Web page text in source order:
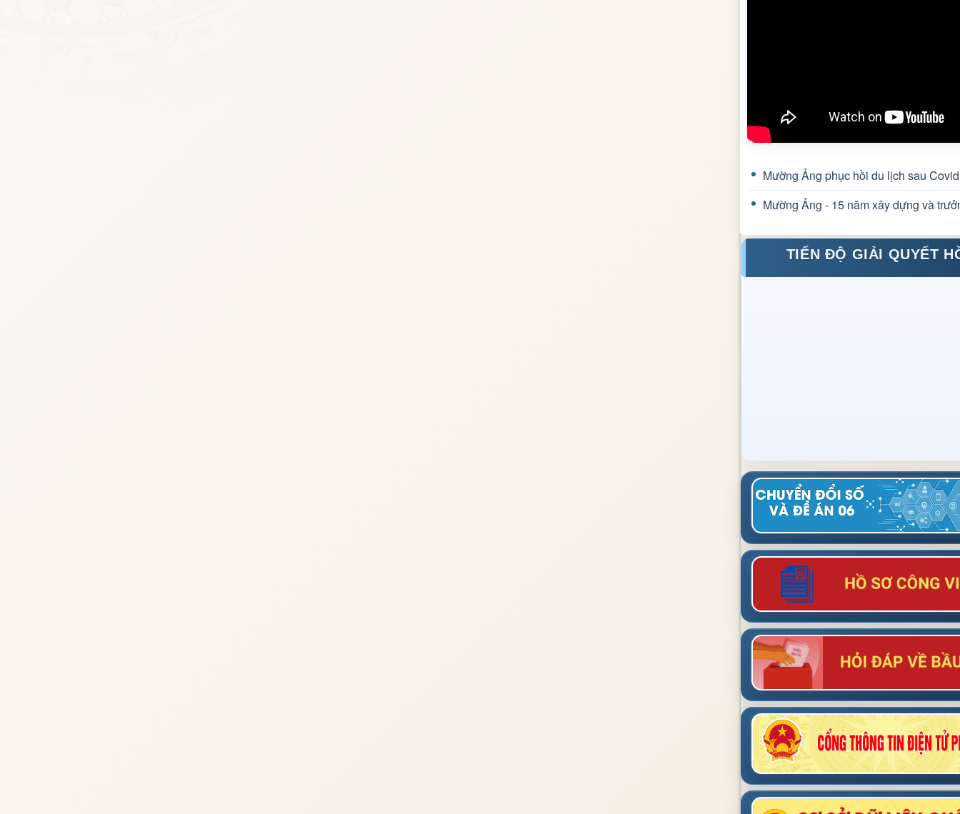
Mường Ảng phục hồi du lịch sau
Mường Ảng - 15 năm xây dựng và
TIẾN ĐỘ GIẢI QUYẾT